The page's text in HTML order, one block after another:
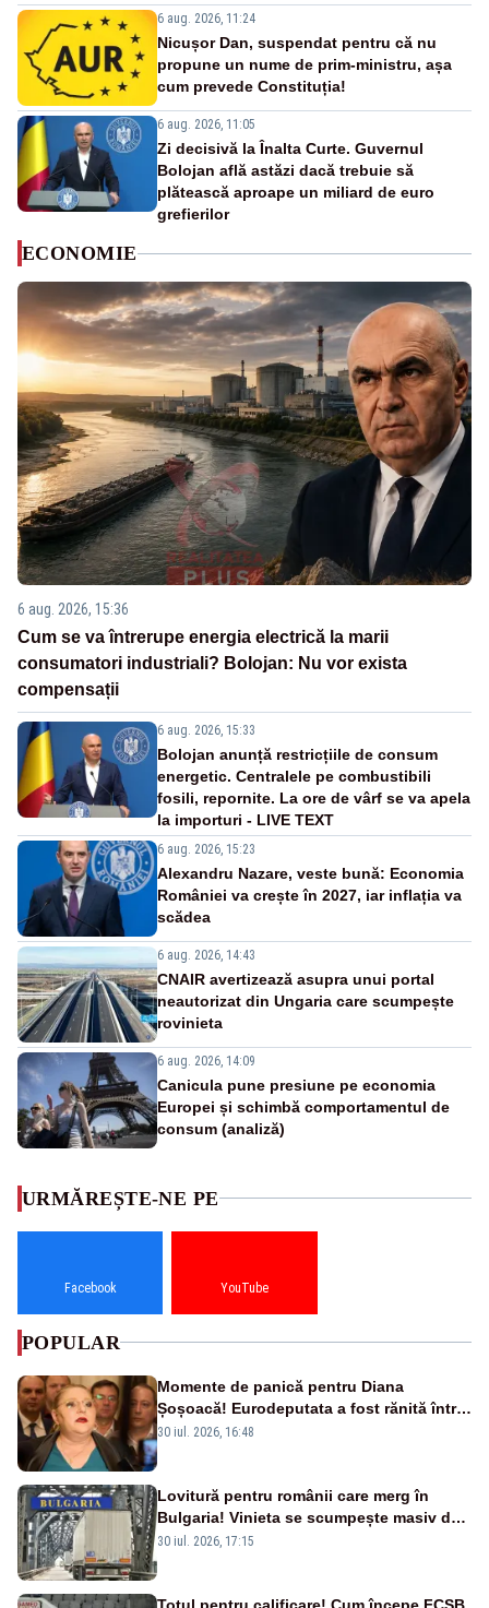
6 aug. 2026, 11:24
Nicușor Dan, suspendat pentru că nu
propune un nume de prim-ministru, așa
cum prevede Constituția!
6 aug. 2026, 11:05
Zi decisivă la Înalta Curte. Guvernul
Bolojan află astăzi dacă trebuie să
plătească aproape un miliard de euro
grefierilor
ECONOMIE
6 aug. 2026, 15:36
Cum se va întrerupe energia electrică la marii
consumatori industriali? Bolojan: Nu vor exista
compensații
6 aug. 2026, 15:33
Bolojan anunță restricțiile de consum
energetic. Centralele pe combustibili
fosili, repornite. La ore de vârf se va apela
la importuri - LIVE TEXT
6 aug. 2026, 15:23
Alexandru Nazare, veste bună: Economia
României va crește în 2027, iar inflația va
scădea
6 aug. 2026, 14:43
CNAIR avertizează asupra unui portal
neautorizat din Ungaria care scumpește
rovinieta
6 aug. 2026, 14:09
Canicula pune presiune pe economia
Europei și schimbă comportamentul de
consum (analiză)
URMĂREȘTE-NE PE
Facebook YouTube
POPULAR
Momente de panică pentru Diana
Șoșoacă! Eurodeputata a fost rănită într-
un accident rutier
30 iul. 2026, 16:48
Lovitură pentru românii care merg în
Bulgaria! Vinieta se scumpește masiv de
la 1 august
30 iul. 2026, 17:15
Totul pentru calificare! Cum începe FCSB